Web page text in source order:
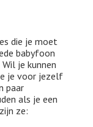
die je moet
babyfoon
je kunnen
je voor jezelf
paar
als je een
ze: